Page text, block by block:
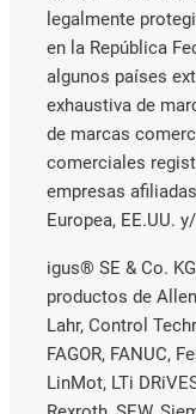
legalmente
en la República
algunos países
exhaustiva de
de marcas
comerciales
empresas
Europea, EE.UU.
igus® SE & Co.
productos de
Lahr, Control
FAGOR, FANUC,
LinMot, LTi